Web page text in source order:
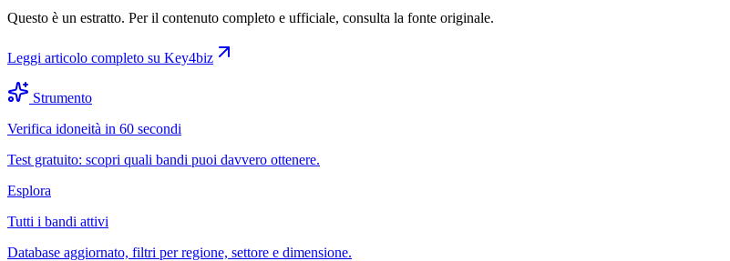
Questo è un estratto. Per il contenuto completo e ufficiale, consulta la fonte originale.
Leggi articolo completo su Key4biz
Strumento
Verifica idoneità in 60 secondi
Test gratuito: scopri quali bandi puoi davvero ottenere.
Esplora
Tutti i bandi attivi
Database aggiornato, filtri per regione, settore e dimensione.